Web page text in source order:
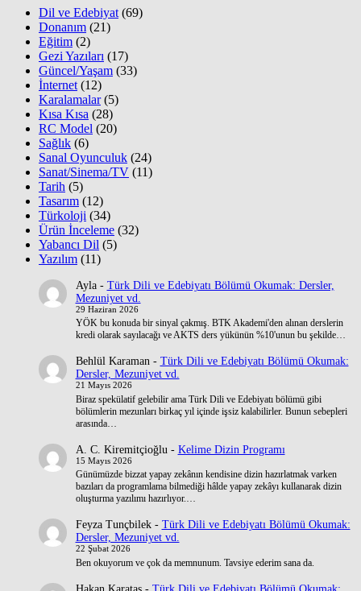
Dil ve Edebiyat (69)
Donanım (21)
Eğitim (2)
Gezi Yazıları (17)
Güncel/Yaşam (33)
İnternet (12)
Karalamalar(5)
Kısa Kısa (28)
RC Model (20)
Sağlık (6)
Sanal Oyunculuk (24)
Sanat/Sinema/TV (11)
Tarih (5)
Tasarım (12)
Türkoloji (34)
Ürün İnceleme (32)
Yabancı Dil (5)
Yazılım (11)
Ayla- Türk Dili ve Edebiyatı Bölümü Okumak: Dersler,
Mezuniyet vd.
29 Haziran 2026
YÖK bu konuda bir sinyal çakmış. BTK Akademi'den alınan derslerin
kredi olarak sayılacağı ve AKTS ders yükünün %10'unun bu şekilde…
Behlül Karaman- Türk Dili ve Edebiyatı Bölümü Okumak:
Dersler, Mezuniyet vd.
21 Mayıs 2026
Biraz spekülatif gelebilir ama Türk Dili ve Edebiyatı bölümü gibi
bölümlerin mezunları birkaç yıl içinde işsiz kalabilirler. Bunun sebepleri
arasında…
A. C. Kiremitçioğlu - Kelime Dizin Programı
15 Mayıs 2026
Günümüzde bizzat yapay zekânın kendisine dizin hazırlatmak varken
bazıları da programlama bilmediği hâlde yapay zekâyı kullanarak dizin
oluşturma yazılımı hazırlıyor.…
Feyza Tunçbilek- Türk Dili ve Edebiyatı Bölümü Okumak:
Dersler, Mezuniyet vd.
22 Şubat 2026
Ben okuyorum ve çok da memnunum. Tavsiye ederim sana da.